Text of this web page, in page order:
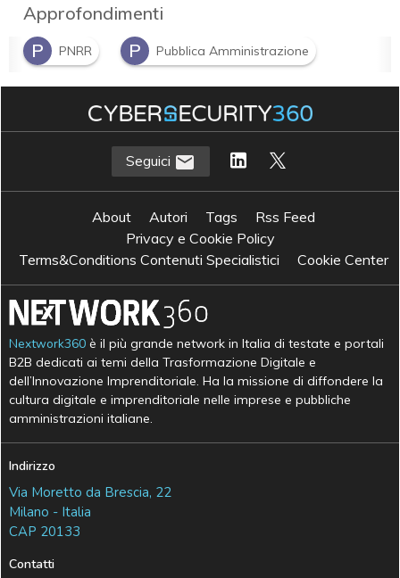
Approfondimenti
P
PNRR P Pubblica Amministrazione
Seguici
About Autori Tags
Rss Feed
Privacy e Cookie Policy
Terms&Conditions Contenuti Specialistici
Cookie Center
Nextwork360 è il più grande network in Italia di testate e portali
B2B dedicati ai temi della Trasformazione Digitale e
dell’Innovazione Imprenditoriale. Ha la missione di diffondere la
cultura digitale e imprenditoriale nelle imprese e pubbliche
amministrazioni italiane.
Indirizzo
Via Moretto da Brescia, 22
Milano - Italia
CAP 20133
Contatti